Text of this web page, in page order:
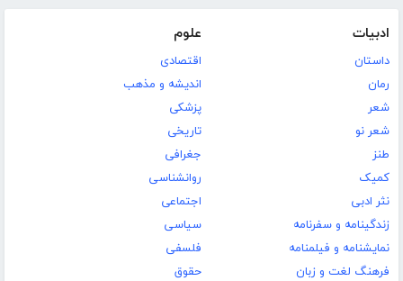
ادبیات
داستان
رمان
شعر
شعر نو
طنز
کمیک
نثر ادبی
زندگینامه و سفرنامه
نمایشنامه و فیلمنامه
فرهنگ لغت و زبان
علوم
اقتصادی
اندیشه و مذهب
پزشکی
تاریخی
جغرافی
روانشناسی
اجتماعی
سیاسی
فلسفی
حقوق